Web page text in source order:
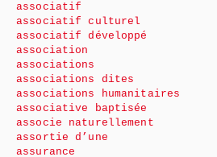
associatif
associatif culturel
associatif développé
association
associations
associations dites
associations humanitaires
associative baptisée
associe naturellement
assortie d’une
assurance